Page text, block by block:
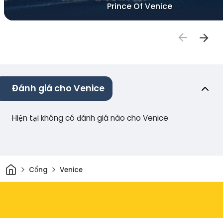
Prince Of Venice
Đánh giá cho Venice
Hiện tại không có đánh giá nào cho Venice
Trang chủ
Cổng Venice